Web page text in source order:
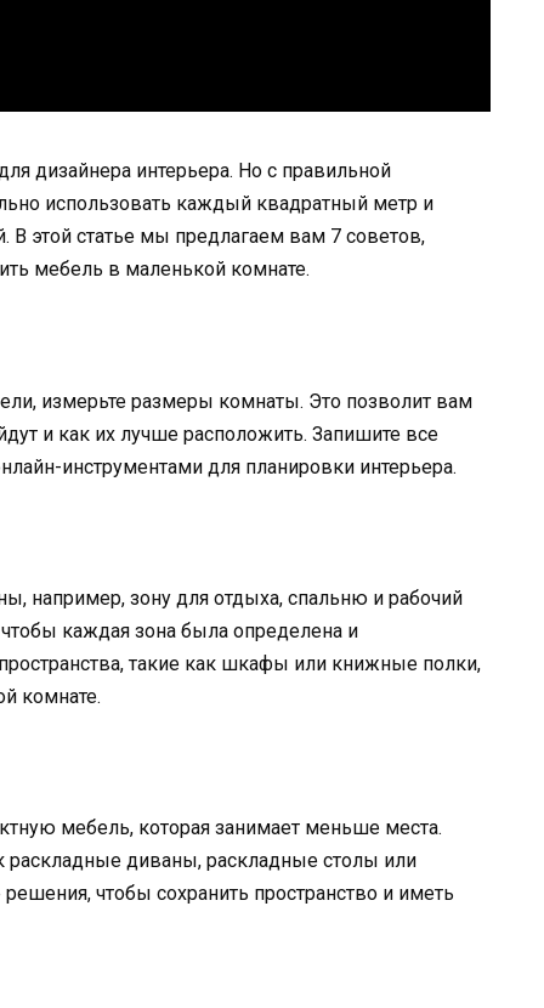
дизайнера интерьера. Но с правильной
использовать каждый квадратный метр и
В этой статье мы предлагаем вам 7 советов,
мебель в маленькой комнате.
измерьте размеры комнаты. Это позволит вам
и как их лучше расположить. Запишите все
инструментами для планировки интерьера.
например, зону для отдыха, спальню и рабочий
каждая зона была определена и
такие как шкафы или книжные полки,
комнате.
мебель, которая занимает меньше места.
раскладные диваны, раскладные столы или
чтобы сохранить пространство и иметь